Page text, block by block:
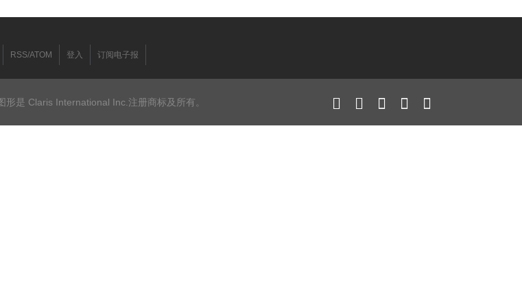
RSS/ATOM 登入 订阅电子报
是 Claris International Inc.注册商标及所有。